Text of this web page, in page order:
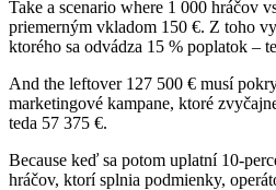
Take a scenario where 1 000 hráčov
priemerným vkladom 150 €. Z toho
ktorého sa odvádza 15 % poplatok –
And the leftover 127 500 € musí
marketingové kampane, ktoré
teda 57 375 €.
Because keď sa potom uplatní
hráčov, ktorí splnia podmienky,